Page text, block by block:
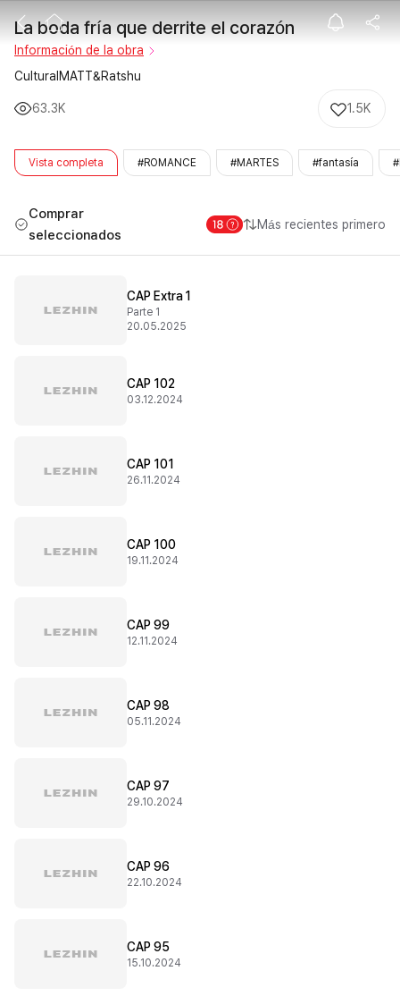
La boda fría
La boda fría que derrite el corazón
Información de la obra
CulturalMATT&Ratshu
63.3K 1.5K
Vista completa #ROMANCE #MARTES #fantasía
Comprar
seleccionados
Más recientes primero
CAP Extra 1
Parte 1
20.05.2025
CAP 102
03.12.2024
CAP 101
26.11.2024
CAP 100
19.11.2024
CAP 99
12.11.2024
CAP 98
05.11.2024
CAP 97
29.10.2024
CAP 96
22.10.2024
CAP 95
15.10.2024